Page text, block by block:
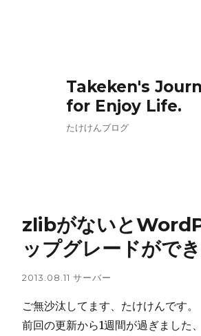
Takeken's
for Enjoy Life.
たけけんブログ
zlibがないと
ップグレードがで
2013.08.11 サーバー
ご無沙汰してます、たけけんです。
前回の更新から1週間が過ぎました